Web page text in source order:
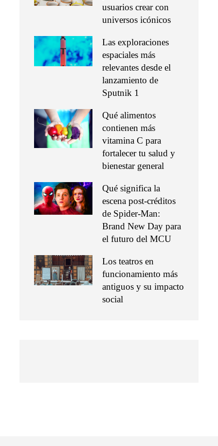
usuarios crear con
universos icónicos
Las exploraciones
espaciales más
relevantes desde el
lanzamiento de
Sputnik 1
Qué alimentos
contienen más
vitamina C para
fortalecer tu salud y
bienestar general
Qué significa la
escena post-créditos
de Spider-Man:
Brand New Day para
el futuro del MCU
Los teatros en
funcionamiento más
antiguos y su impacto
social